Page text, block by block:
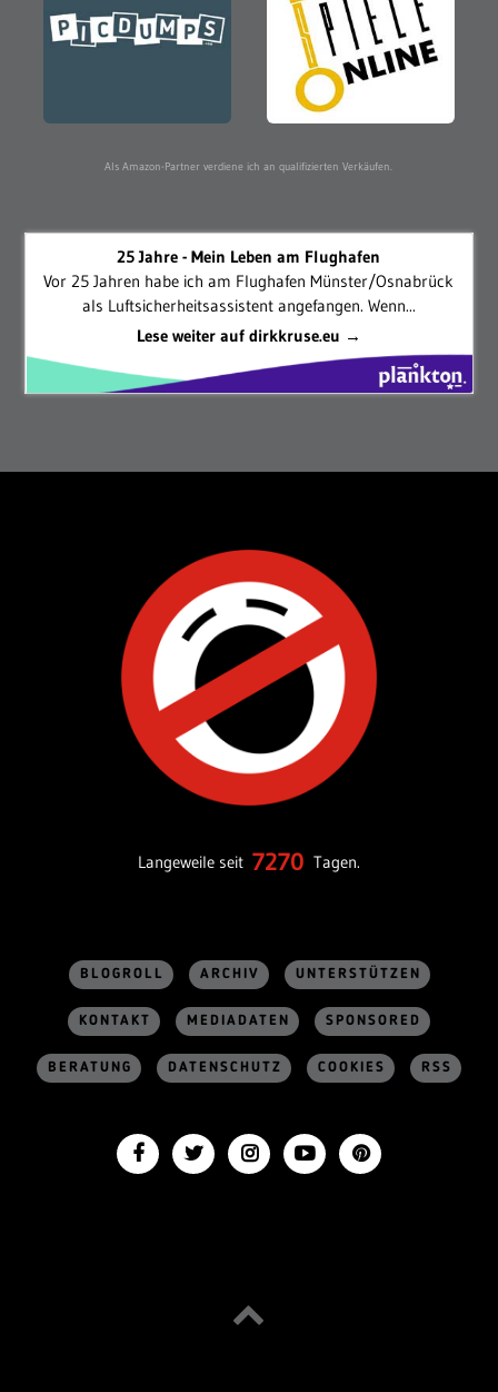
Als Amazon-Partner verdiene ich an qualifizierten Verkäufen.
25 Jahre - Mein Leben am Flughafen
Vor 25 Jahren habe ich am Flughafen Münster/Osnabrück
als Luftsicherheitsassistent angefangen. Wenn...
Lese weiter auf dirkkruse.eu →
Langeweile seit 7270 Tagen.
BLOGROLL ARCHIV UNTERSTÜTZEN
KONTAKT MEDIADATEN SPONSORED
BERATUNG DATENSCHUTZ COOKIES RSS